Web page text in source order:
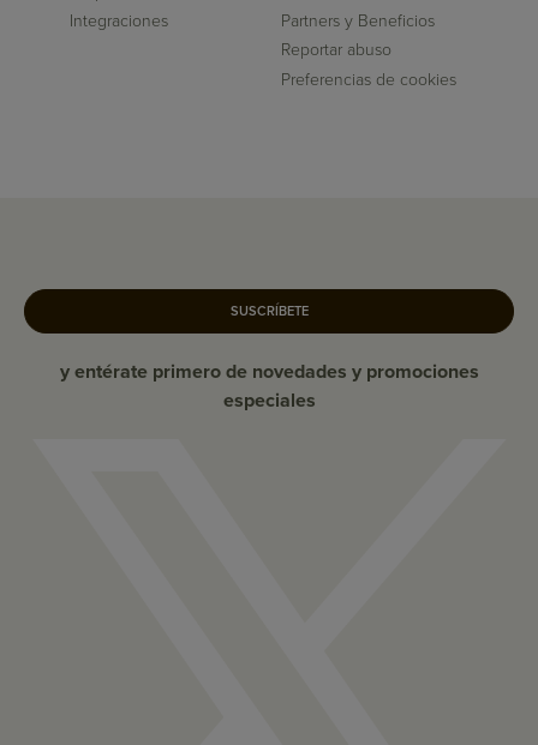
Integraciones
Partners y Beneficios
Reportar abuso
Preferencias de cookies
SUSCRÍBETE
y entérate primero de novedades y promociones
especiales